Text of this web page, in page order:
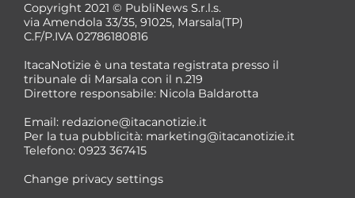
*
Copyright 2021 © PubliNews S.r.l.s.
via Amendola 33/35, 91025, Marsala(TP)
C.F/P.IVA 02786180816
ItacaNotizie è una testata registrata presso il
tribunale di Marsala con il n.219
Direttore responsabile: Nicola Baldarotta
Email: redazione@itacanotizie.it
Per la tua pubblicità: marketing@itacanotizie.it
Telefono: 0923 367415
Change privacy settings